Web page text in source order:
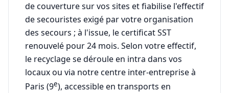
de couverture sur vos sites et fiabilise l'effectif
de secouristes exigé par votre organisation
des secours ; à l'issue, le certificat SST
renouvelé pour 24 mois. Selon votre effectif,
le recyclage se déroule en intra dans vos
locaux ou via notre centre inter-entreprise à
Paris (9e), accessible en transports en